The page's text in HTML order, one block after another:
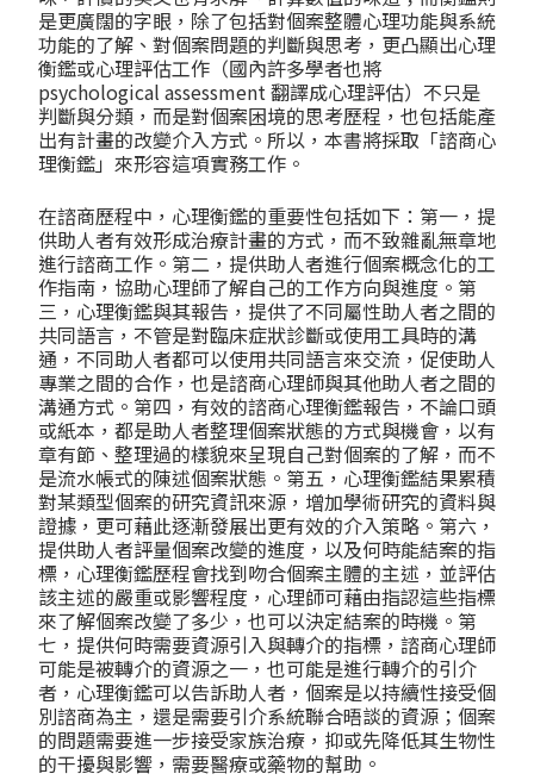
是更廣闊的字眼，除了包括對個案整體心理功能與系統
功能的了解、對個案問題的判斷與思考，更凸顯出心理
衡鑑或心理評估工作（國內許多學者也將
psychological assessment 翻譯成心理評估）不只是
判斷與分類，而是對個案困境的思考歷程，也包括能產
出有計畫的改變介入方式。所以，本書將採取「諮商心
理衡鑑」來形容這項實務工作。
在諮商歷程中，心理衡鑑的重要性包括如下：第一，提
供助人者有效形成治療計畫的方式，而不致雜亂無章地
進行諮商工作。第二，提供助人者進行個案概念化的工
作指南，協助心理師了解自己的工作方向與進度。第
三，心理衡鑑與其報告，提供了不同屬性助人者之間的
共同語言，不管是對臨床症狀診斷或使用工具時的溝
通，不同助人者都可以使用共同語言來交流，促使助人
專業之間的合作，也是諮商心理師與其他助人者之間的
溝通方式。第四，有效的諮商心理衡鑑報告，不論口頭
或紙本，都是助人者整理個案狀態的方式與機會，以有
章有節、整理過的樣貌來呈現自己對個案的了解，而不
是流水帳式的陳述個案狀態。第五，心理衡鑑結果累積
對某類型個案的研究資訊來源，增加學術研究的資料與
證據，更可藉此逐漸發展出更有效的介入策略。第六，
提供助人者評量個案改變的進度，以及何時能結案的指
標，心理衡鑑歷程會找到吻合個案主體的主述，並評估
該主述的嚴重或影響程度，心理師可藉由指認這些指標
來了解個案改變了多少，也可以決定結案的時機。第
七，提供何時需要資源引入與轉介的指標，諮商心理師
可能是被轉介的資源之一，也可能是進行轉介的引介
者，心理衡鑑可以告訴助人者，個案是以持續性接受個
別諮商為主，還是需要引介系統聯合晤談的資源；個案
的問題需要進一步接受家族治療，抑或先降低其生物性
的干擾與影響，需要醫療或藥物的幫助。